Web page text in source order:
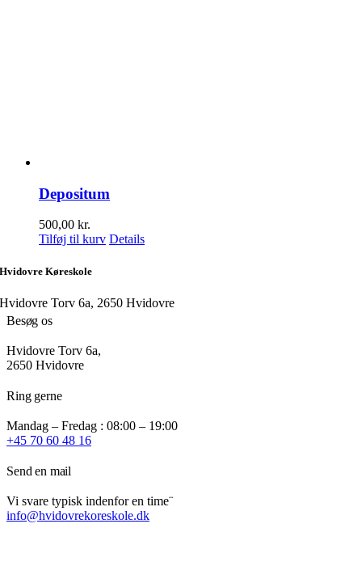
Depositum
500,00 kr.
Tilføj til kurv Details
Hvidovre Køreskole
Hvidovre Torv 6a, 2650 Hvidovre
Besøg os
Hvidovre Torv 6a,
2650 Hvidovre
Ring gerne
Mandag – Fredag : 08:00 – 19:00
+45 70 60 48 16
Send en mail
Vi svare typisk indenfor en time¨
info@hvidovrekoreskole.dk